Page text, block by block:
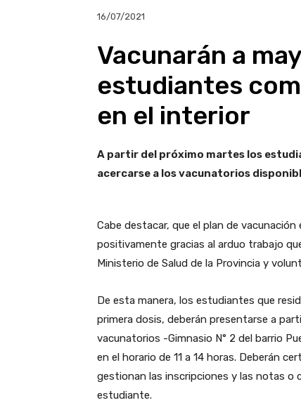
16/07/2021
Vacunarán a
estudiantes
en el interior
A partir del próximo martes los
acercarse a los vacunatorios
Cabe destacar, que el plan de
positivamente gracias al arduo trabajo
Ministerio de Salud de la Provincia y
De esta manera, los estudiantes que
primera dosis, deberán presentarse a
vacunatorios -Gimnasio N° 2 del barrio
en el horario de 11 a 14 horas. Deberán
gestionan las inscripciones y las notas o
estudiante.